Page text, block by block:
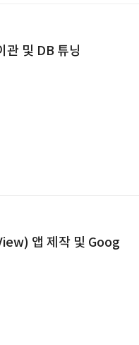
관 및 DB 튜닝
앱 제작 및 Goog